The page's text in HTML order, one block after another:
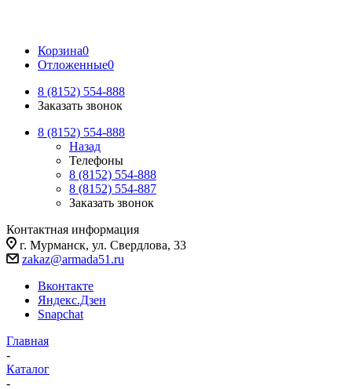
Корзина0
Отложенные0
8 (8152) 554-888
Заказать звонок
8 (8152) 554-888
Назад
Телефоны
8 (8152) 554-888
8 (8152) 554-887
Заказать звонок
Контактная информация
г. Мурманск, ул. Свердлова, 33
zakaz@armada51.ru
Вконтакте
Яндекс.Дзен
Snapchat
Главная
-
Каталог
-